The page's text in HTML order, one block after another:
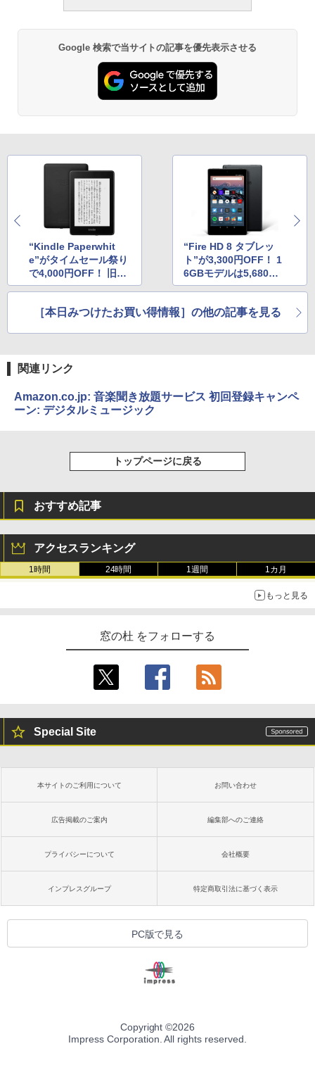
￥1,300
Robloxギフトカード - 1000 Robux 【限
定バーチャルアイテムを含む】 【オンラ
ラインコード版
Robloxギフトカード - 2,000 Robux 【限
定バーチャルアイテムを含む】 【オンラ
インゲームコード】 ロブロックス | オン
￥3,200
Microsoft Office Home & Business 202
ows11、10/mac対応|PC2台
ト): Java & Bedrock Edition | オンライ
ンコード版
￥1,766
1冊ですべて身につくHTML & CSSとWe
bデザイン入門講座［第2版］
ClaudeCode いちばんやさしい 教科書:
非エンジニア 初心者 素人 でも安心 使い
方 マニュアル AI副業にもコンテンツ作成
にもKindle出版にも！ 非エンジニアのた
めのAIコーディング入門シリーズ
￥99
AIイラスト表現辞典: 思い通りの絵を引き
出す プロンプトの言葉 AI画像生成シリー
￥1,600
し
￥16,980
Kindle Paperwhite シグニチャーエディ
るさ自動調整、色調調節ライト、12週間
￥27,980
Amazon Kindle Paperwhite (16GB) 7イ
ンチディスプレイ、色調調節ライト、12
週間持続バッテリー、広告なし、ブラッ
ク
￥22,980
Amazon Kindle Colorsoft | 16GBストレ
イ、色調調節ライト、最大8週間持続バッ
レージ、ノート機能搭載、明るさ自動調
整、色調調節ライト、プレミアムペン付
き、グラファイト
Google 検索で当サイトの記事を優先表示させる
“Kindle Paperwhit
e”がタイムセール祭り
で4,000円OFF！ 旧モ
デル購入者向け15％O
“Fire HD 8 タブレッ
ト”が3,300円OFF！ 1
6GBモデルは5,680円
で購入可能
［本日みつけたお買い得情報］の他の記事を見る
関連リンク
Amazon.co.jp: 音楽聞き放題サービス 初回登録キャンペ
ーン: デジタルミュージック
トップページに戻る
おすすめ記事
アクセスランキング
1時間 24時間 1週間 1カ月
もっと見る
窓の杜 をフォローする
Special Site
本サイトのご利用について お問い合わせ
広告掲載のご案内 編集部へのご連絡
プライバシーについて 会社概要
インプレスグループ 特定商取引法に基づく表示
PC版で見る
Copyright ©2026
Impress Corporation. All rights reserved.